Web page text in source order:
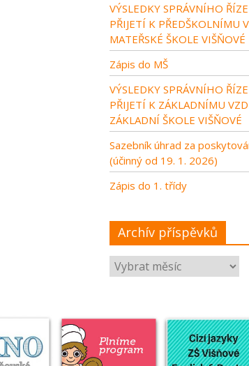
VÝSLEDKY SPRÁVNÍHO
PŘIJETÍ K PŘEDŠKOLNÍMU
MATEŘSKÉ ŠKOLE VIŠŇOVÉ
Zápis do MŠ
VÝSLEDKY SPRÁVNÍHO
PŘIJETÍ K ZÁKLADNÍMU
ZÁKLADNÍ ŠKOLE VIŠŇOVÉ
Sazebník úhrad za
(účinný od 19. 1. 2026)
Zápis do 1. třídy
Archív příspěvků